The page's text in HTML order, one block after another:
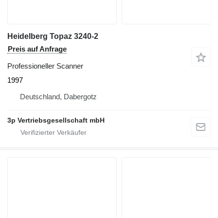
Heidelberg Topaz 3240-2
Preis auf Anfrage
Professioneller Scanner
1997
Deutschland, Dabergotz
3p Vertriebsgesellschaft mbH